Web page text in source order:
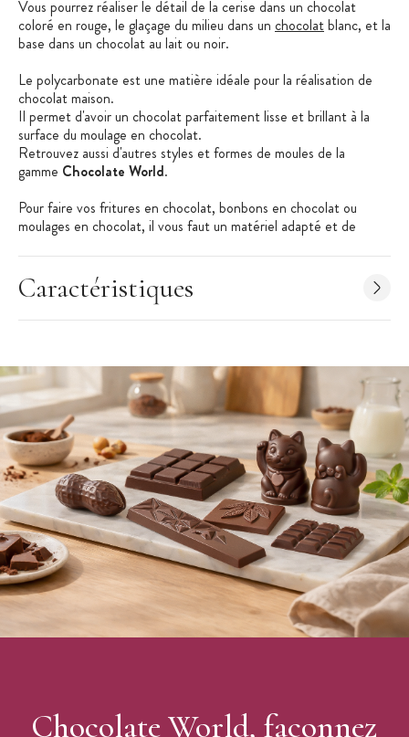
Vous pourrez réaliser le détail de la cerise dans un chocolat
coloré en rouge, le glaçage du milieu dans un chocolatblanc, et la
base dans un chocolat au lait ou noir.
Le polycarbonate est une matière idéale pour la réalisation de
chocolat maison.
Il permet d'avoir un chocolat parfaitement lisse et brillant à la
surface du moulage en chocolat.
Retrouvez aussi d'autres styles et formes de moules de la
gamme Chocolate World.
Pour faire vos fritures en chocolat, bonbons en chocolat ou
moulages en chocolat, il vous faut un matériel adapté et de
La marque belgeChocolate Worldpropose des moules
en polycarbonate, le nec plus ultra pour réaliser vos chocolats
« maison ».
Cette marque vous propose une multitude de formes allant de la
Caractéristiques du Moule à chocolat Cupcake Polycarbonate
Chocolate World
Matière : Polycarbonate
Couleur : transparent
Forme : Cupcake
Nombre d'empreintes : 18 (9 devant + 9 dos)
Dimensions du moulage : Moulage du haut Ø32 x 17,50 mm
/ moulage du bas Ø32 x 14,50 mm
Poids du moulage final (à l'unité) : 17,50 g
Dimensions de la plaque : 275 x 135 x 24 mm
Marque : Chocolate World
Fabrication : Belgique
Caractéristiques
Chocolate World, façonnez